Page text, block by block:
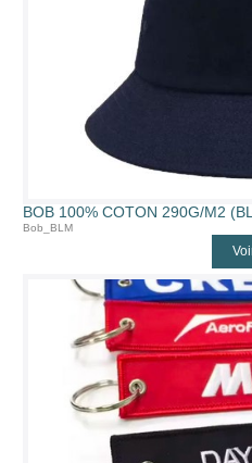
BOB 100% COTON 290G/M2
Bob_BLM